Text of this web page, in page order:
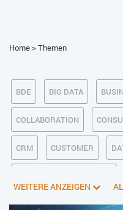
Home>Themen
BDE BIG DATA
COLLABORATION
CRM CUSTOMER
E-BUSINESS ECM/DMS
WEITERE ANZEIGEN